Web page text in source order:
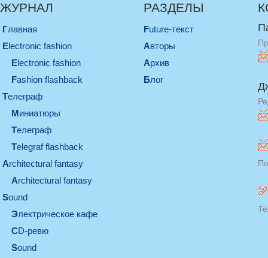
ЖУРНАЛ
Главная
electronic fashion
electronic fashion
Fashion flashback
телеграф
миниатюры
телеграф
Telegraf flashback
architectural fantasy
architectural fantasy
sound
электрическое кафе
CD-ревю
sound
РАЗДЕЛЫ
Future-текст
Авторы
Архив
Блог